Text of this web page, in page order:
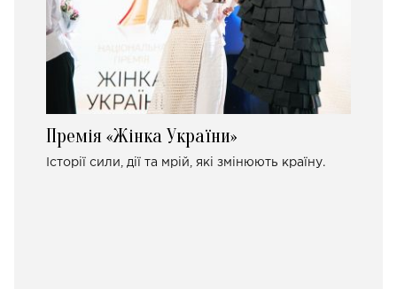
Премія «Жінка України»
Історії сили, дії та мрій, які змінюють країну.